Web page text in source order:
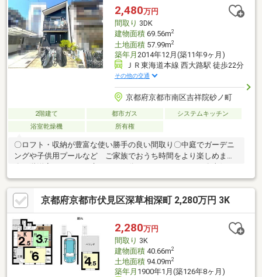
お電話不要！簡単ネット予約！カレンダーから見学日を選ぶだ
け。夜中でも早朝でも、その場で見学の予約確定できます！
2,480万円
間取り 3DK
建物面積69.56m2
土地面積57.99m2
築年月 2014年12月(築11年9ヶ月)
ＪＲ東海道本線 西大路駅 徒歩22分
その他の交通
京都府京都市南区吉祥院砂ノ町
2階建て 都市ガス
システムキッチン
浴室乾燥機
所有権
〇ロフト・収納が豊富な使い勝手の良い間取り〇中庭でガーデニ
ングや子供用プールなど ご家族でおうち時間をより楽しめます
現況月極駐車場なので朝陽が入りやすく 明るく衣類の乾きも早
いです
京都府京都市伏見区深草相深町 2,280万円 3K
2,280万円
間取り 3K
建物面積40.66m2
土地面積94.09m2
築年月 1900年1月(築126年8ヶ月)